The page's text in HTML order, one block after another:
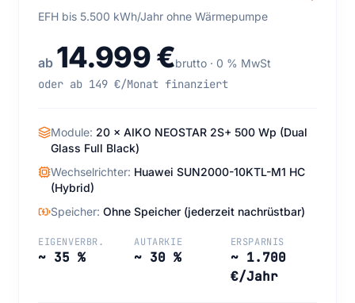
EFH bis 5.500 kWh/Jahr ohne Wärmepumpe
ab 14.999 €brutto · 0 % MwSt
oder ab 149 €/Monat finanziert
Module: 20 × AIKO NEOSTAR 2S+ 500 Wp (Dual
Glass Full Black)
Wechselrichter: Huawei SUN2000-10KTL-M1 HC
(Hybrid)
Speicher: Ohne Speicher (jederzeit nachrüstbar)
EIGENVERBR.
~ 35 %
AUTARKIE
~ 30 %
ERSPARNIS
~ 1.700
€/Jahr